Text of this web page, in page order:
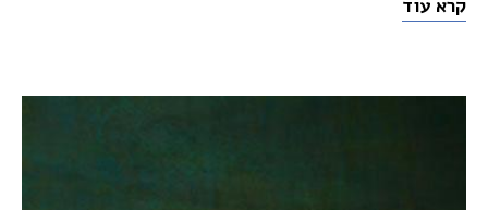
קרא עוד